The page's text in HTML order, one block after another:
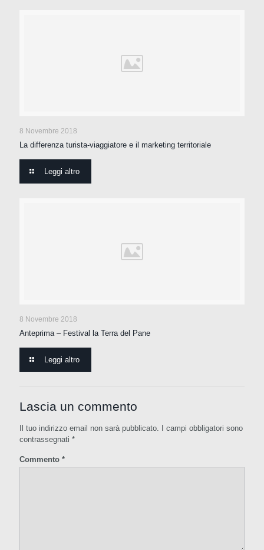
8 Novembre 2018
La differenza turista-viaggiatore e il marketing territoriale
Leggi altro
8 Novembre 2018
Anteprima – Festival la Terra del Pane
Leggi altro
Lascia un commento
Il tuo indirizzo email non sarà pubblicato.
I campi obbligatori sono
contrassegnati *
Commento *